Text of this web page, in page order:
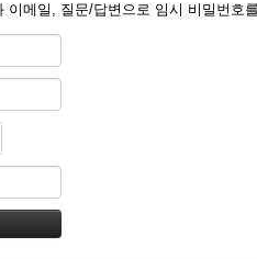
이메일, 질문/답변으로 임시 비밀번호